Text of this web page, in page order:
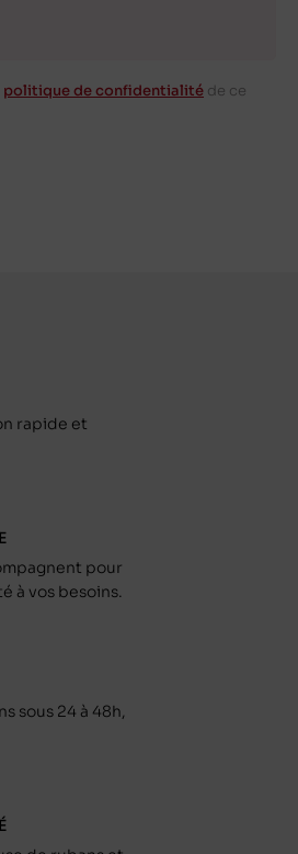
politique de confidentialité de ce
rapide et
pour
à vos besoins.
sous 24 à 48h,